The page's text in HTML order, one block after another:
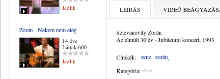
Jedlik
Zorán - Nekem nem elég
14 éve
Látták:600
Jedlik
LEÍRÁS VIDEÓ
Sztevanovity Zorán
Az elmúlt 30 év - Jubileumi koncert, 1993
Címkék: zene zorán
Kategória: Zene